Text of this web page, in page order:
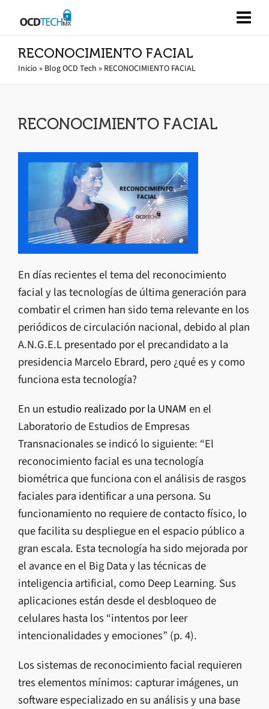
RECONOCIMIENTO FACIAL
Inicio » Blog OCD Tech » RECONOCIMIENTO FACIAL
RECONOCIMIENTO FACIAL
En días recientes el tema del reconocimiento
facial y las tecnologías de última generación para
combatir el crimen han sido tema relevante en los
periódicos de circulación nacional, debido al plan
A.N.G.E.L presentado por el precandidato a la
presidencia Marcelo Ebrard, pero ¿qué es y como
funciona esta tecnología?
En un estudio realizado por la UNAM en el
Laboratorio de Estudios de Empresas
Transnacionales se indicó lo siguiente: “El
reconocimiento facial es una tecnología
biométrica que funciona con el análisis de rasgos
faciales para identificar a una persona. Su
funcionamiento no requiere de contacto físico, lo
que facilita su despliegue en el espacio público a
gran escala. Esta tecnología ha sido mejorada por
el avance en el Big Data y las técnicas de
inteligencia artificial, como Deep Learning. Sus
aplicaciones están desde el desbloqueo de
celulares hasta los “intentos por leer
intencionalidades y emociones” (p. 4).
Los sistemas de reconocimiento facial requieren
tres elementos mínimos: capturar imágenes, un
software especializado en su análisis y una base